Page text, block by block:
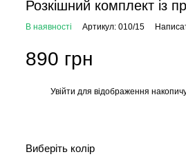
Розкішний комплект із
В наявності Артикул: 010/15
890 грн
Увійти для відображення
Виберіть колір